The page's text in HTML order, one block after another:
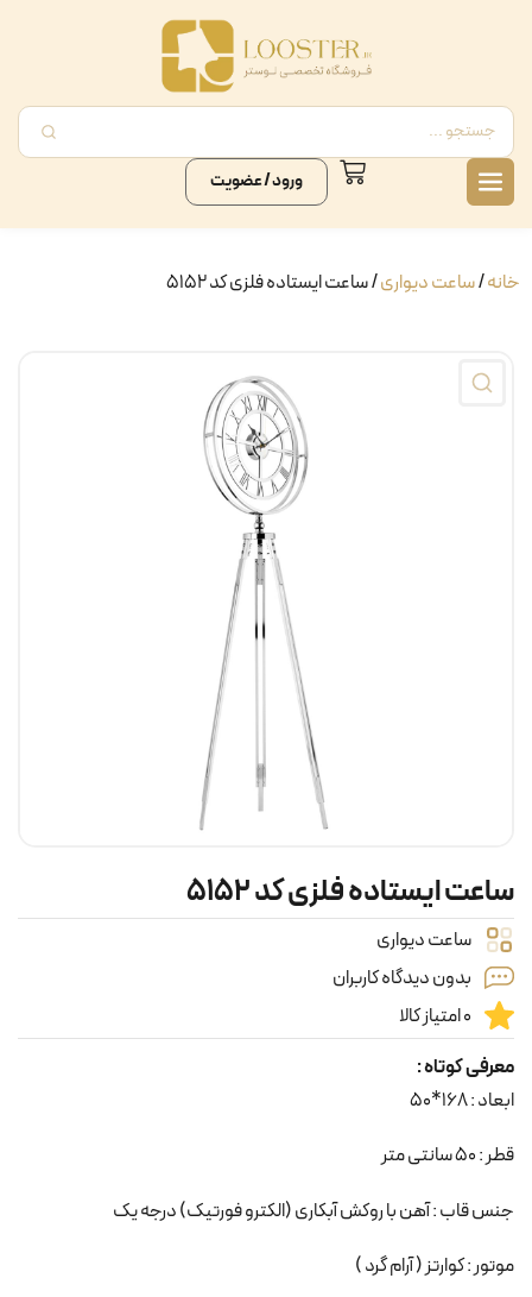
ورود / عضویت
خانه/ساعت دیواری/ ساعت ایستاده فلزی کد ۵۱۵۲
ساعت ایستاده فلزی کد ۵۱۵۲
ساعت دیواری
بدون دیدگاه کاربران
0 امتیاز کالا
معرفی کوتاه :
ابعاد : 168*50
قطر : 50 سانتی متر
جنس قاب : آهن با روکش آبکاری (الکترو فورتیک) درجه یک
موتور : کوارتز ( آرام گرد )